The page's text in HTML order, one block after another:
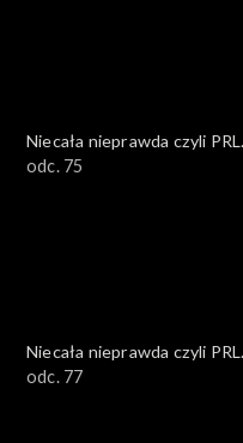
Niecała nieprawda czyli PRL
w DTV
odc. 75
Niecała nieprawda czyli PRL
w DTV
odc. 77